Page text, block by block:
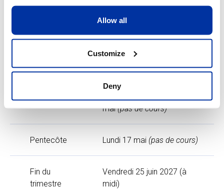
Allow all
Customize
Deny
cours
Lundi 12 avril 2027
mai(pas de cours)
Pentecôte Lundi 17 mai (pas de cours)
Fin du
trimestre
Vendredi 25 juin 2027 (à
midi)